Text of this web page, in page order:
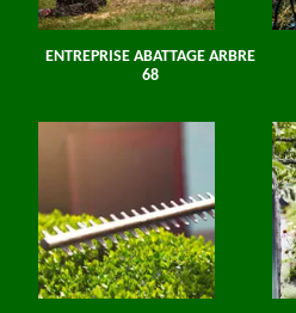
ENTREPRISE ABATTAGE ARBRE
68